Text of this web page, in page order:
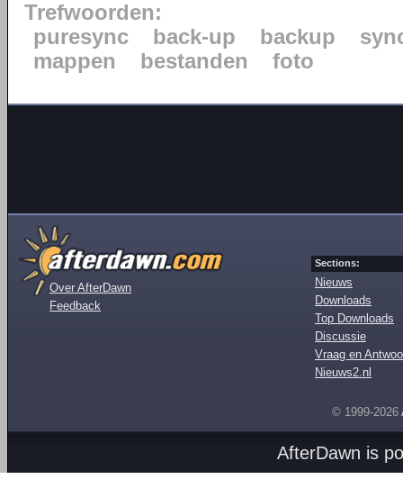
Trefwoorden:
puresync
back-up backup
mappen
bestanden foto
Over AfterDawn
Feedback
Sections:
Nieuws
Downloads
Top Downloads
Discussie
Vraag en
Nieuws2.nl
© 1999-2026
AfterDawn is